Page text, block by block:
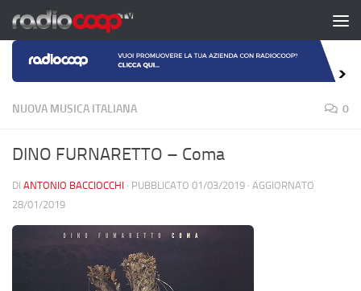
Salta al contenuto
NUOVA MUSICA ITALIANA 0
DINO FURNARETTO – Coma
DI ANTONIO BACCIOCCHI · PUBBLICATO 01/03/2019 · AGGIORNATO
28/01/2019